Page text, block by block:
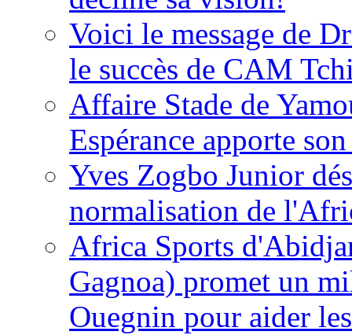
Voici le message de
le succès de CAM
Affaire Stade de
Espérance apporte
Yves Zogbo Junior
normalisation de
Africa Sports
Gagnoa) promet un
Ouegnin pour aider